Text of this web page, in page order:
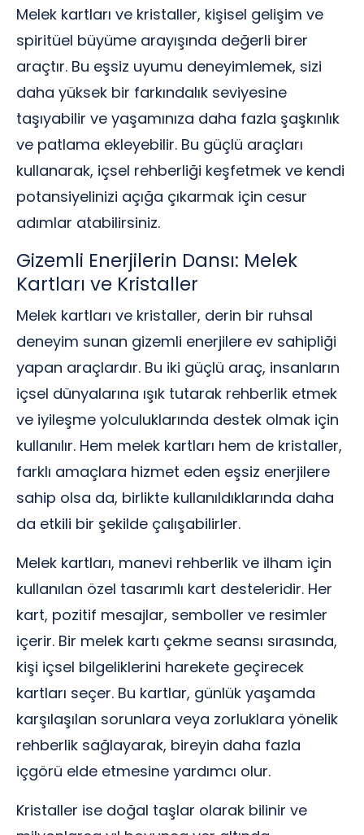
Melek kartları ve kristaller, kişisel gelişim ve
spiritüel büyüme arayışında değerli birer
araçtır. Bu eşsiz uyumu deneyimlemek, sizi
daha yüksek bir farkındalık seviyesine
taşıyabilir ve yaşamınıza daha fazla şaşkınlık
ve patlama ekleyebilir. Bu güçlü araçları
kullanarak, içsel rehberliği keşfetmek ve kendi
potansiyelinizi açığa çıkarmak için cesur
adımlar atabilirsiniz.
Gizemli Enerjilerin Dansı: Melek
Kartları ve Kristaller
Melek kartları ve kristaller, derin bir ruhsal
deneyim sunan gizemli enerjilere ev sahipliği
yapan araçlardır. Bu iki güçlü araç, insanların
içsel dünyalarına ışık tutarak rehberlik etmek
ve iyileşme yolculuklarında destek olmak için
kullanılır. Hem melek kartları hem de kristaller,
farklı amaçlara hizmet eden eşsiz enerjilere
sahip olsa da, birlikte kullanıldıklarında daha
da etkili bir şekilde çalışabilirler.
Melek kartları, manevi rehberlik ve ilham için
kullanılan özel tasarımlı kart desteleridir. Her
kart, pozitif mesajlar, semboller ve resimler
içerir. Bir melek kartı çekme seansı sırasında,
kişi içsel bilgeliklerini harekete geçirecek
kartları seçer. Bu kartlar, günlük yaşamda
karşılaşılan sorunlara veya zorluklara yönelik
rehberlik sağlayarak, bireyin daha fazla
içgörü elde etmesine yardımcı olur.
Kristaller ise doğal taşlar olarak bilinir ve